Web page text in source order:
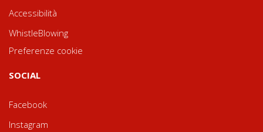
Accessibilità
WhistleBlowing
Preferenze cookie
SOCIAL
Facebook
Instagram